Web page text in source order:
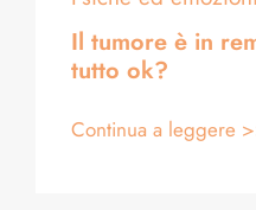
Il tumore è in
tutto ok?
Continua a leggere